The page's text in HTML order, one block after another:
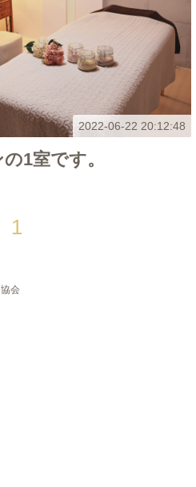
2022-06-22 20:12:48
1室です。
1